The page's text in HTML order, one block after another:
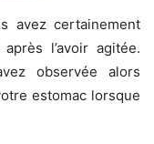
avez certainement
l’avoir agitée.
observée alors
estomac lorsque